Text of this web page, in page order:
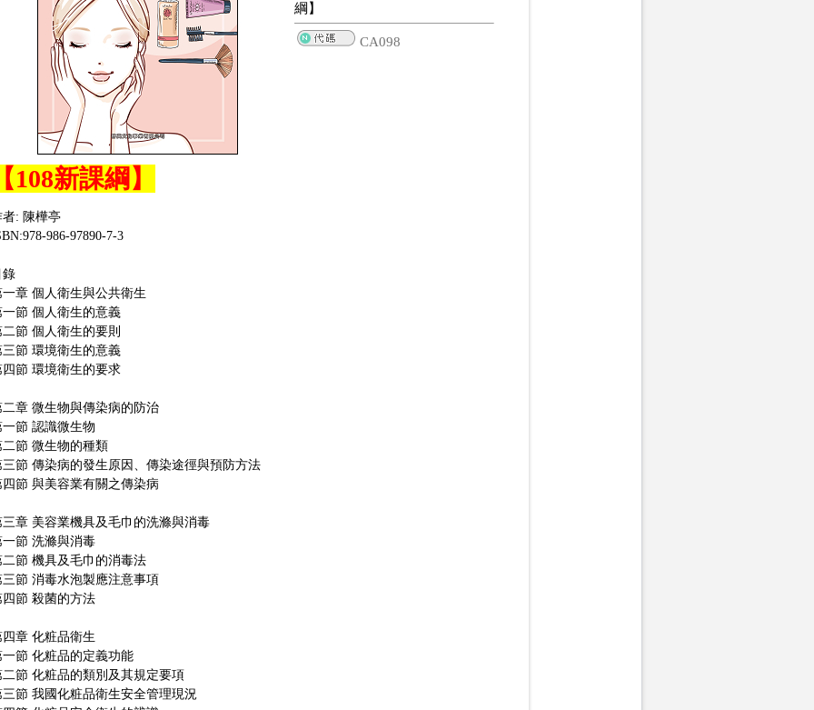
綱】
CA098
108新課綱】
者: 陳樺亭
986-97890-7-3
錄
一章 個人衛生與公共衛生
一節 個人衛生的意義
節 個人衛生的要則
三節 環境衛生的意義
四節 環境衛生的要求
二章 微生物與傳染病的防治
一節 認識微生物
二節 微生物的種類
三節 傳染病的發生原因、傳染途徑與預防方法
四節 與美容業有關之傳染病
三章 美容業機具及毛巾的洗滌與消毒
一節 洗滌與消毒
二節 機具及毛巾的消毒法
三節 消毒水泡製應注意事項
四節 殺菌的方法
四章 化粧品衛生
一節 化粧品的定義功能
二節 化粧品的類別及其規定要項
三節 我國化粧品衛生安全管理現況